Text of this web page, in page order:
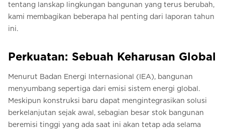
tentang lanskap lingkungan bangunan yang terus berubah,
kami membagikan beberapa hal penting dari laporan tahun
ini.
Perkuatan: Sebuah Keharusan Global
Menurut Badan Energi Internasional (IEA), bangunan
menyumbang sepertiga dari emisi sistem energi global.
Meskipun konstruksi baru dapat mengintegrasikan solusi
berkelanjutan sejak awal, sebagian besar stok bangunan
beremisi tinggi yang ada saat ini akan tetap ada selama